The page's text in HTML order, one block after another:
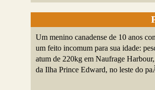
Um menino canadense de 10 anos
um feito incomum para sua idade:
atum de 220kg em Naufrage
da Ilha Prince Edward, no leste do